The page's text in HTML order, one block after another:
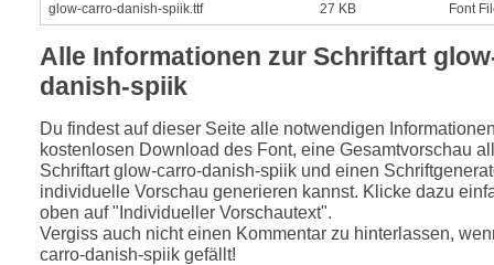
glow-carro-danish-spiik.ttf 27 KB Font
Alle Informationen zur Schriftart
danish-spiik
Du findest auf dieser Seite alle notwendigen
kostenlosen Download des Font, eine Gesamtvorschau
Schriftart glow-carro-danish-spiik und einen
individuelle Vorschau generieren kannst. Klicke dazu
oben auf "Individueller Vorschautext".
Vergiss auch nicht einen Kommentar zu hinterlassen,
carro-danish-spiik gefällt!